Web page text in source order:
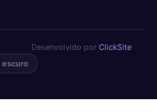
Desenvolvido por ClickSite
escuro